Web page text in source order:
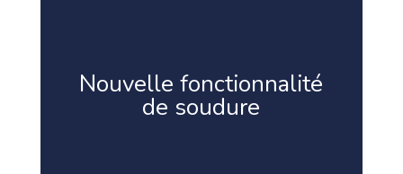
Nouvelle fonctionnalité
de soudure